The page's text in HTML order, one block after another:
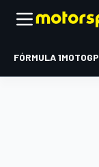
FÓRMULA 1MOTOGP